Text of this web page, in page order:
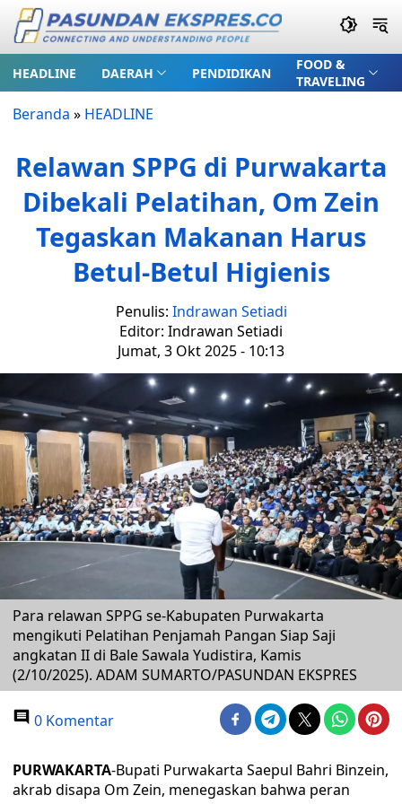
HEADLINE DAERAH PENDIDIKAN
FOOD &
TRAVELING
Beranda » HEADLINE
Relawan SPPG di Purwakarta
Dibekali Pelatihan, Om Zein
Tegaskan Makanan Harus
Betul-Betul Higienis
Penulis: Indrawan Setiadi
Editor: Indrawan Setiadi
Jumat, 3 Okt 2025 - 10:13
Para relawan SPPG se-Kabupaten Purwakarta
mengikuti Pelatihan Penjamah Pangan Siap Saji
angkatan II di Bale Sawala Yudistira, Kamis
(2/10/2025). ADAM SUMARTO/PASUNDAN EKSPRES
0 Komentar
PURWAKARTA-Bupati Purwakarta Saepul Bahri Binzein,
akrab disapa Om Zein, menegaskan bahwa peran